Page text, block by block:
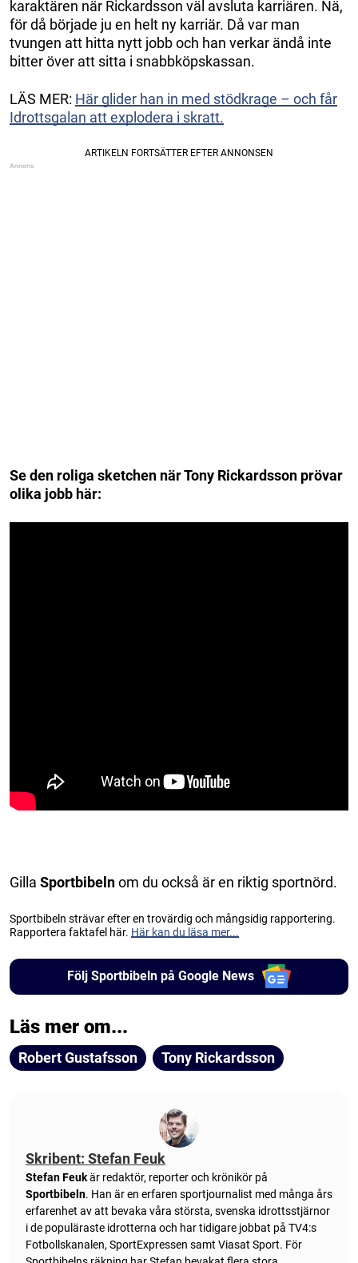
karaktären när Rickardsson väl avsluta karriären. Nä,
för då började ju en helt ny karriär. Då var man
tvungen att hitta nytt jobb och han verkar ändå inte
bitter över att sitta i snabbköpskassan.
LÄS MER: Här glider han in med stödkrage – och får
Idrottsgalan att explodera i skratt.
Se den roliga sketchen när Tony Rickardsson prövar
olika jobb här:
Gilla Sportbibelnom du också är en riktig sportnörd.
Sportbibeln strävar efter en trovärdig och mångsidig rapportering.
Rapportera faktafel här. Här kan du läsa mer...
Följ Sportbibeln på Google News
Läs mer om...
Robert Gustafsson Tony Rickardsson
Skribent: Stefan Feuk
Stefan Feukär redaktör, reporter och krönikör på
Sportbibeln. Han är en erfaren sportjournalist med många års
erfarenhet av att bevaka våra största, svenska idrottsstjärnor
i de populäraste idrotterna och har tidigare jobbat på TV4:s
Fotbollskanalen, SportExpressen samt Viasat Sport. För